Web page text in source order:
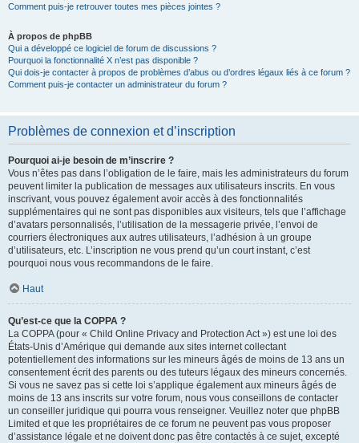
Comment puis-je retrouver toutes mes pièces jointes ?
À propos de phpBB
Qui a développé ce logiciel de forum de discussions ?
Pourquoi la fonctionnalité X n’est pas disponible ?
Qui dois-je contacter à propos de problèmes d’abus ou d’ordres légaux liés à ce forum ?
Comment puis-je contacter un administrateur du forum ?
Problèmes de connexion et d’inscription
Pourquoi ai-je besoin de m’inscrire ?
Vous n’êtes pas dans l’obligation de le faire, mais les administrateurs du forum
peuvent limiter la publication de messages aux utilisateurs inscrits. En vous
inscrivant, vous pouvez également avoir accès à des fonctionnalités
supplémentaires qui ne sont pas disponibles aux visiteurs, tels que l’affichage
d’avatars personnalisés, l’utilisation de la messagerie privée, l’envoi de
courriers électroniques aux autres utilisateurs, l’adhésion à un groupe
d’utilisateurs, etc. L’inscription ne vous prend qu’un court instant, c’est
pourquoi nous vous recommandons de le faire.
Haut
Qu’est-ce que la COPPA ?
La COPPA (pour « Child Online Privacy and Protection Act ») est une loi des
États-Unis d’Amérique qui demande aux sites internet collectant
potentiellement des informations sur les mineurs âgés de moins de 13 ans un
consentement écrit des parents ou des tuteurs légaux des mineurs concernés.
Si vous ne savez pas si cette loi s’applique également aux mineurs âgés de
moins de 13 ans inscrits sur votre forum, nous vous conseillons de contacter
un conseiller juridique qui pourra vous renseigner. Veuillez noter que phpBB
Limited et que les propriétaires de ce forum ne peuvent pas vous proposer
d’assistance légale et ne doivent donc pas être contactés à ce sujet, excepté